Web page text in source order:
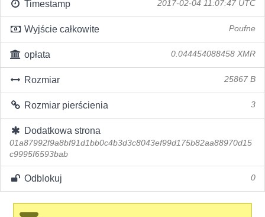
Timestamp 2017-02-04 11:07:47 UTC
Wyjście całkowite Poufne
opłata 0.044454088458 XMR
Rozmiar 25867 B
Rozmiar pierścienia 3
Dodatkowa strona
01a87992f9a8bf91d1bb0c4b3d3c8043ef99d175b82aa88970d15
c9995f6593bab
Odblokuj 0